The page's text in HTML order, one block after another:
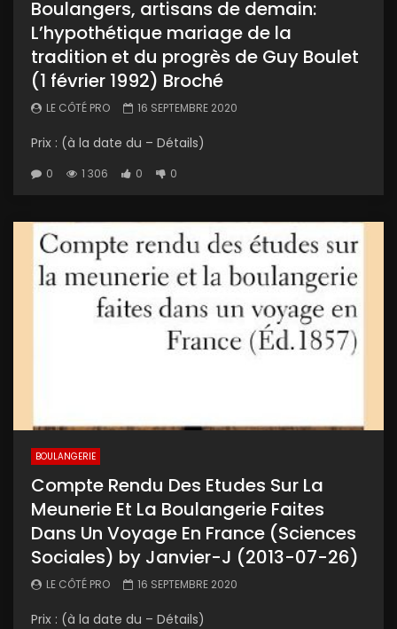
Boulangers, artisans de demain:
L’hypothétique mariage de la
tradition et du progrès de Guy Boulet
(1 février 1992) Broché
LE CÔTÉ PRO 16 SEPTEMBRE 2020
Prix : (à la date du – Détails)
0 1 306 0 0
BOULANGERIE
Compte Rendu Des Etudes Sur La
Meunerie Et La Boulangerie Faites
Dans Un Voyage En France (Sciences
Sociales) by Janvier-J (2013-07-26)
LE CÔTÉ PRO 16 SEPTEMBRE 2020
Prix : (à la date du – Détails)